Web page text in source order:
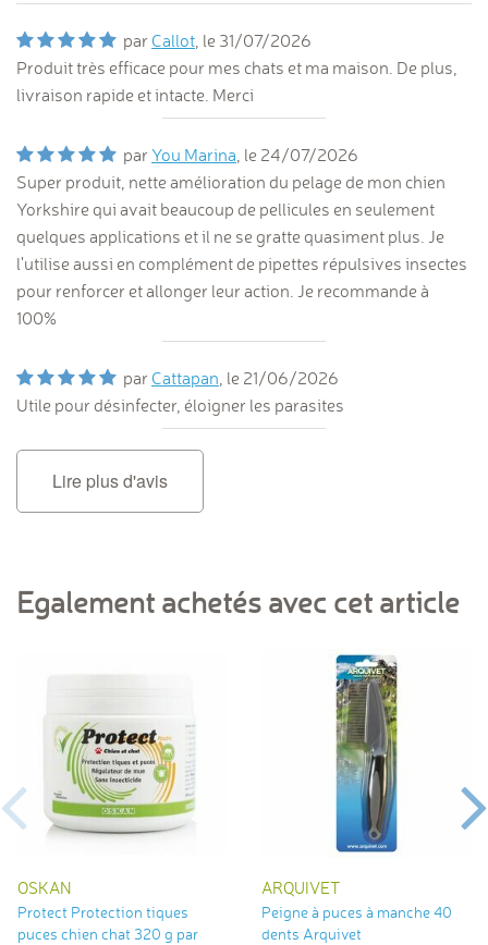
par Callot, le 31/07/2026
Produit très efficace pour mes chats et ma maison. De plus,
livraison rapide et intacte. Merci
par You Marina, le 24/07/2026
Super produit, nette amélioration du pelage de mon chien
Yorkshire qui avait beaucoup de pellicules en seulement
quelques applications et il ne se gratte quasiment plus. Je
l'utilise aussi en complément de pipettes répulsives insectes
pour renforcer et allonger leur action. Je recommande à
100%
par Cattapan, le 21/06/2026
Utile pour désinfecter, éloigner les parasites
Lire plus d'avis
Egalement achetés avec cet article
OSKAN
Protect Protection tiques
puces chien chat 320 g par
ARQUIVET
Peigne à puces à manche 40
dents Arquivet